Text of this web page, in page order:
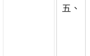
五、